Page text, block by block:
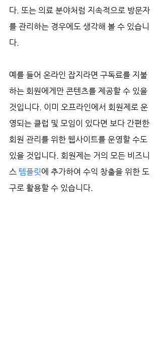
다. 또는 의료 분야처럼 지속적으로 방문자
를 관리하는 경우에도 생각해 볼 수 있습니
다.
예를 들어 온라인 잡지라면 구독료를 지불
하는 회원에게만 콘텐츠를 제공할 수 있을
것입니다. 이미 오프라인에서 회원제로 운
영되는 클럽 및 모임이 있다면 보다 간편한
회원 관리를 위한 웹사이트를 운영할 수도
있을 것입니다. 회원제는 거의 모든 비즈니
스 템플릿에 추가하여 수익 창출을 위한 도
구로 활용할 수 있습니다.